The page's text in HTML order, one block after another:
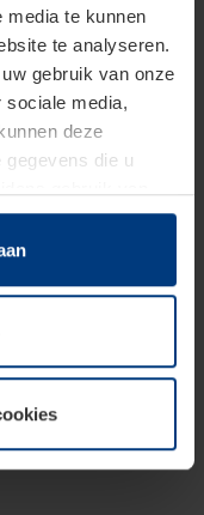
media te kunnen
te analyseren.
gebruik van onze
sociale media,
deze
gegevens die u
op uw
Voor alle andere
Uw
de uitleg van de